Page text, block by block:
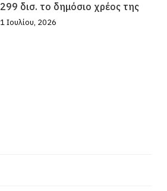
299 δισ. το δημόσιο χρέος της
1 Ιουλίου, 2026